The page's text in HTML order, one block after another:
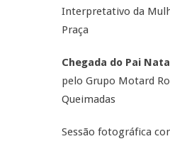
Interpretativo da
Praça
Chegada do Pai
pelo Grupo Motard
Queimadas
Sessão fotográfica